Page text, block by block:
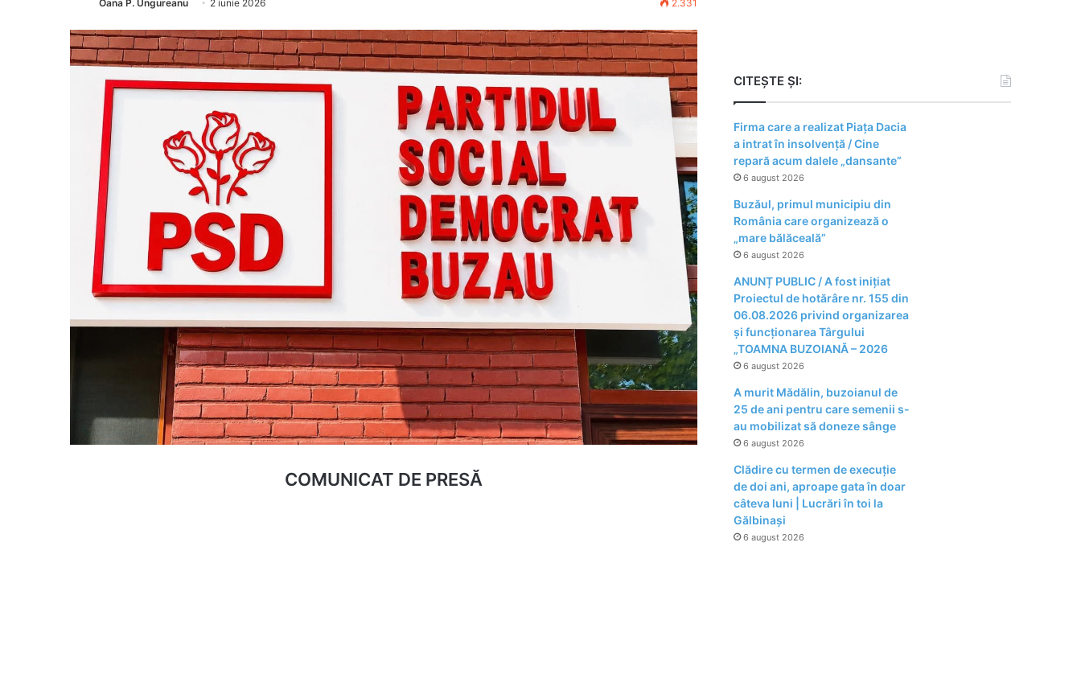
Oana P. Ungureanu 2 iunie 2026 2.331
COMUNICAT DE PRESĂ
CITEȘTE ȘI:
Firma care a realizat Piața Dacia
a intrat în insolvență / Cine
repară acum dalele „dansante”
6 august 2026
Buzăul, primul municipiu din
România care organizează o
„mare bălăceală”
6 august 2026
ANUNȚ PUBLIC / A fost inițiat
Proiectul de hotărâre nr. 155 din
06.08.2026 privind organizarea
şi funcţionarea Târgului
„TOAMNA BUZOIANĂ – 2026
6 august 2026
A murit Mădălin, buzoianul de
25 de ani pentru care semenii s-
au mobilizat să doneze sânge
6 august 2026
Clădire cu termen de execuție
de doi ani, aproape gata în doar
câteva luni | Lucrări în toi la
Gălbinași
6 august 2026